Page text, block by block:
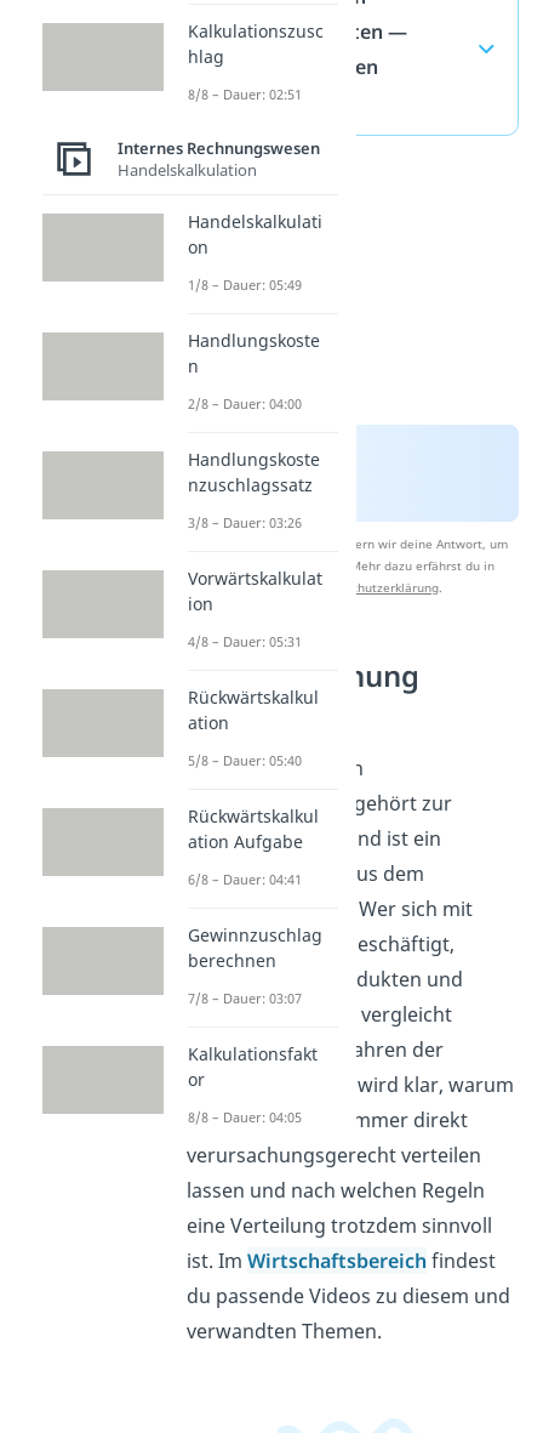
Kuppelprodukten —
häufigste Fragen
(ausklappen)
Nach Beantwortung speichern wir deine Antwort, um
Studyflix zu verbessern. Mehr dazu erfährst du in
unsererDatenschutzerklärung.
Kostenrechnung
verstehen
Die Kalkulation von
Kuppelprodukten gehört zur
Kostenrechnung und ist ein
typisches Thema aus dem
Rechnungswesen. Wer sich mit
Kostenrechnung beschäftigt,
ordnet Kosten Produkten und
Leistungen zu und vergleicht
verschiedene Verfahren der
Kalkulation. Dabei wird klar, warum
sich Kosten nicht immer direkt
verursachungsgerecht verteilen
lassen und nach welchen Regeln
eine Verteilung trotzdem sinnvoll
ist. Im Wirtschaftsbereich findest
du passende Videos zu diesem und
verwandten Themen.
Kalkulationszusc
hlag
8/8 – Dauer: 02:51
Internes Rechnungswesen
Handelskalkulation
Handelskalkulati
on
1/8 – Dauer: 05:49
Handlungskoste
n
2/8 – Dauer: 04:00
Handlungskoste
nzuschlagssatz
3/8 – Dauer: 03:26
Vorwärtskalkulat
ion
4/8 – Dauer: 05:31
Rückwärtskalkul
ation
5/8 – Dauer: 05:40
Rückwärtskalkul
ation Aufgabe
6/8 – Dauer: 04:41
Gewinnzuschlag
berechnen
7/8 – Dauer: 03:07
Kalkulationsfakt
or
8/8 – Dauer: 04:05